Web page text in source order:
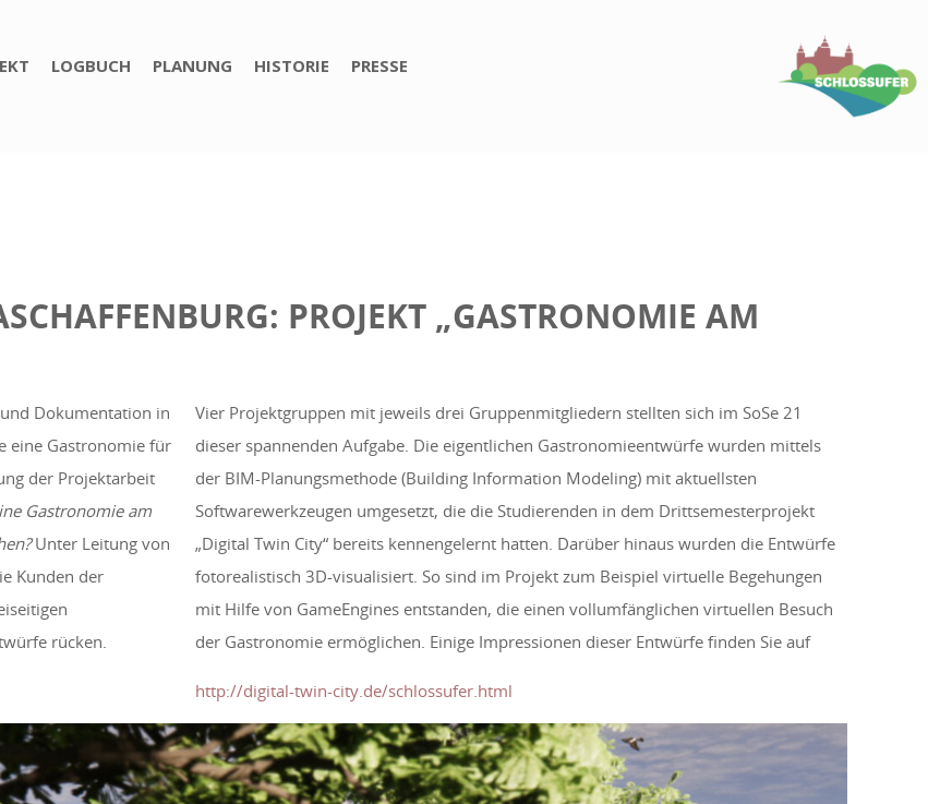
LOGBUCH PLANUNG HISTORIE PRESSE
PROJEKT „GASTRONOMIE AM
Dokumentation in
eine Gastronomie für
der Projektarbeit
Gastronomie am
Unter Leitung von
Kunden der
rücken.
Vier Projektgruppen mit jeweils drei Gruppenmitgliedern stellten sich im SoSe 21
dieser spannenden Aufgabe. Die eigentlichen Gastronomieentwürfe wurden mittels
der BIM-Planungsmethode (Building Information Modeling) mit aktuellsten
Softwarewerkzeugen umgesetzt, die die Studierenden in dem Drittsemesterprojekt
„Digital Twin City“ bereits kennengelernt hatten. Darüber hinaus wurden die Entwürfe
fotorealistisch 3D-visualisiert. So sind im Projekt zum Beispiel virtuelle Begehungen
mit Hilfe von GameEngines entstanden, die einen vollumfänglichen virtuellen Besuch
der Gastronomie ermöglichen. Einige Impressionen dieser Entwürfe finden Sie auf
http://digital-twin-city.de/schlossufer.html